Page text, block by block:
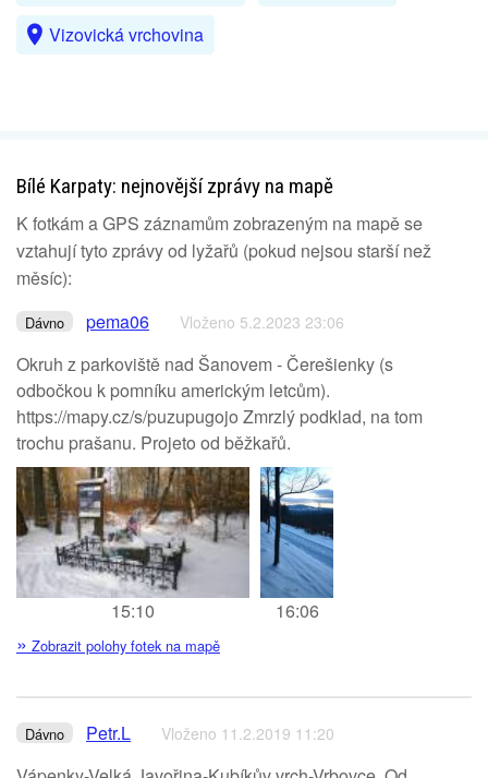
Vizovická vrchovina
Bílé Karpaty: nejnovější zprávy na mapě
K fotkám a GPS záznamům zobrazeným na mapě se
vztahují tyto zprávy od lyžařů (pokud nejsou starší než
měsíc):
Dávno pema06 Vloženo 5.2.2023 23:06
Okruh z parkoviště nad Šanovem - Čerešienky (s
odbočkou k pomníku americkým letcům).
https://mapy.cz/s/puzupugojo Zmrzlý podklad, na tom
trochu prašanu. Projeto od běžkařů.
15:10 16:06
» Zobrazit polohy fotek na mapě
Dávno Petr.L Vloženo 11.2.2019 11:20